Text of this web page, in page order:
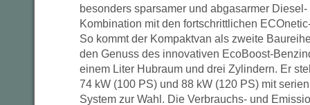
besonders sparsamer und abgasarmer
Kombination mit den fortschrittlichen
So kommt der Kompaktvan als zweite
den Genuss des innovativen EcoBoost-
einem Liter Hubraum und drei Zylindern. Er
74 kW (100 PS) und 88 kW (120 PS) mit
System zur Wahl. Die Verbrauchs- und